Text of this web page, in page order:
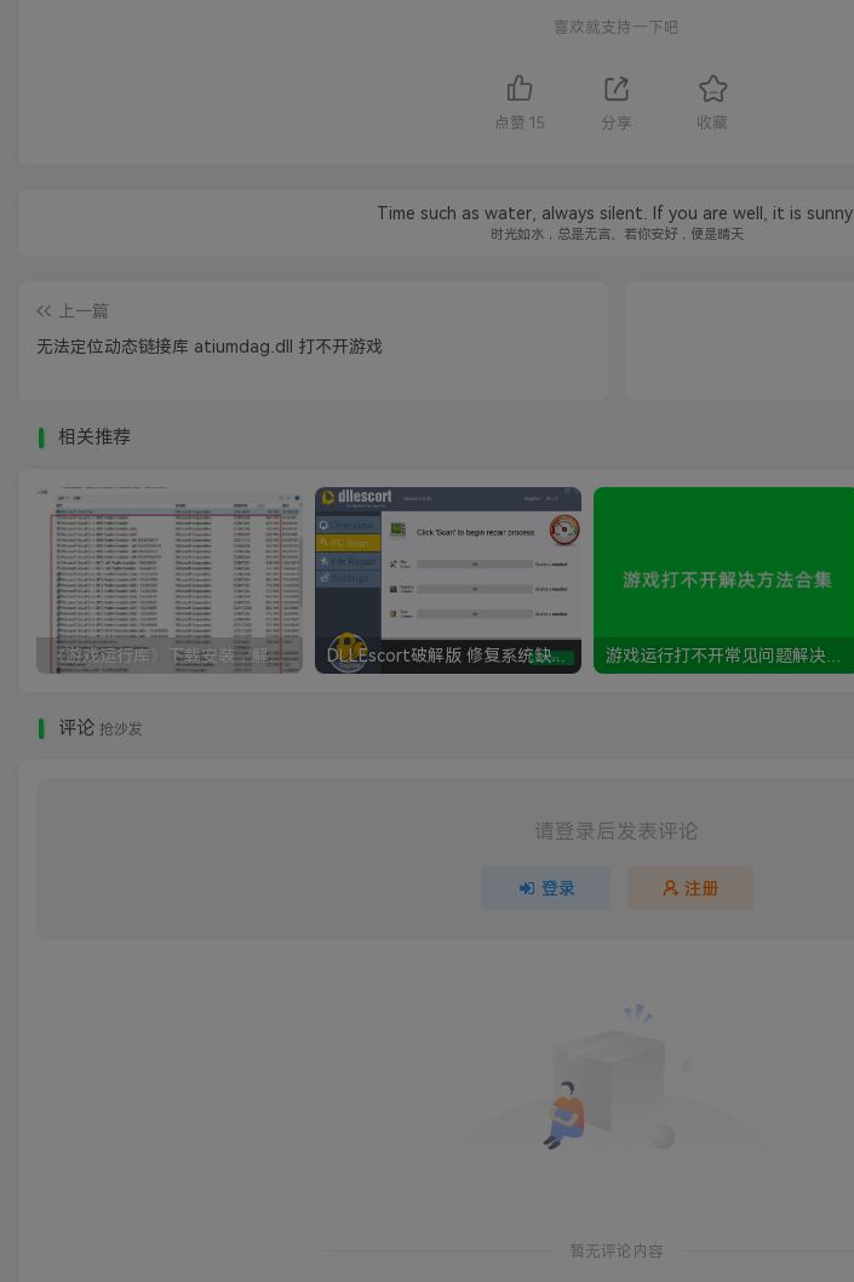
喜欢就支持一下吧
点赞 15 分享 收藏
Time such as water, always silent. If you are well, it is sunny.
时光如水，总是无言。若你安好，便是晴天
上一篇
无法定位动态链接库 atiumdag.dll 打不开游戏
相关推荐
《游戏运行库》下载安装，解决游戏打不开无法运行 DLLEscort破解版 修复系统缺少DLL文件（dll修复工具）
评论 抢沙发
请登录后发表评论
登录 注册
暂无评论内容